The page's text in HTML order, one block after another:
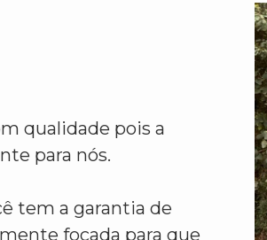
qualidade pois a
para nós.
tem a garantia de
focada para que